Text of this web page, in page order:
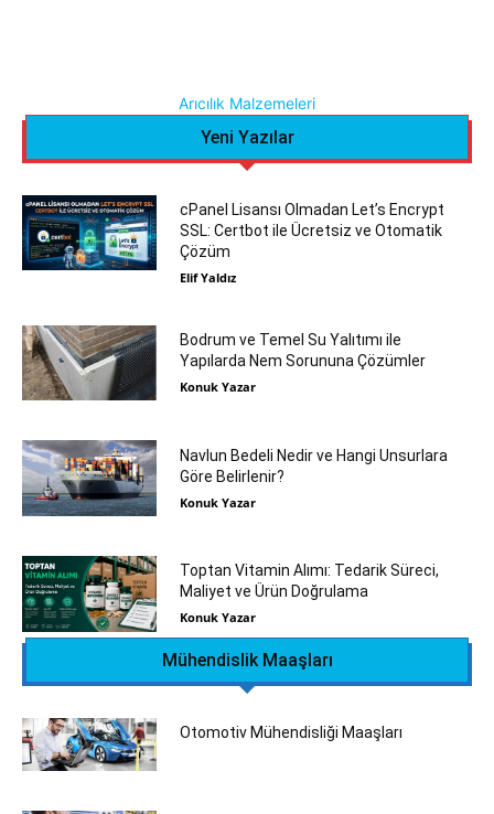
Arıcılık Malzemeleri
Yeni Yazılar
cPanel Lisansı Olmadan Let’s Encrypt
SSL: Certbot ile Ücretsiz ve Otomatik
Çözüm
Elif Yaldız
Bodrum ve Temel Su Yalıtımı ile
Yapılarda Nem Sorununa Çözümler
Konuk Yazar
Navlun Bedeli Nedir ve Hangi Unsurlara
Göre Belirlenir?
Konuk Yazar
Toptan Vitamin Alımı: Tedarik Süreci,
Maliyet ve Ürün Doğrulama
Konuk Yazar
Mühendislik Maaşları
Otomotiv Mühendisliği Maaşları